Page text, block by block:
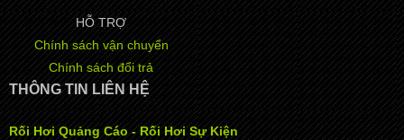
HỖ TRỢ
Chính sách vận chuyển
Chính sách đổi trả
THÔNG TIN LIÊN HỆ
Rối Hơi Quảng Cáo - Rối Hơi Sự Kiện